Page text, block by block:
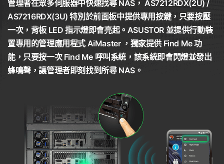
管理者在眾多伺服器中快速找尋 NAS， AS7212RDX(2U) /
AS7216RDX(3U) 特別於前面板中提供專用按鍵，只要按壓
一次，背板 LED 指示燈即會亮起。ASUSTOR 並提供行動裝
置專用的管理應用程式 AiMaster ，獨家提供 Find Me 功
能，只要按一次 Find Me 呼叫系統，該系統即會閃燈並發出
蜂鳴聲，讓管理者即刻找到所尋 NAS。